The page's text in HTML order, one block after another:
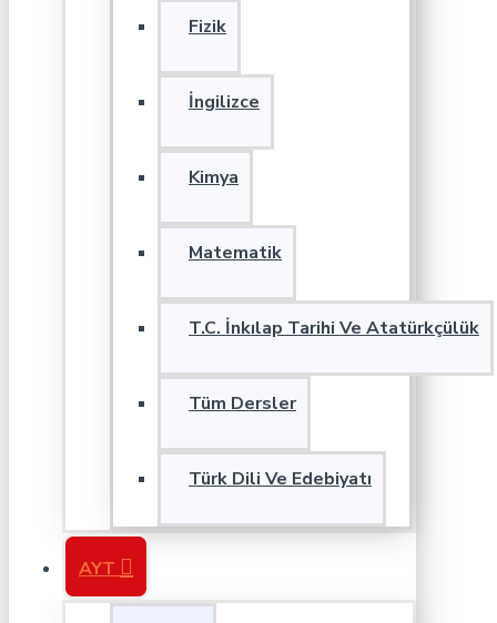
Fizik
İngilizce
Kimya
Matematik
T.C. İnkılap Tarihi Ve Atatürkçülük
Tüm Dersler
Türk Dili Ve Edebiyatı
AYT